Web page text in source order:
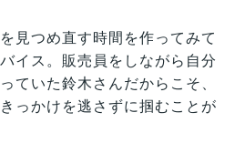
見つめ直す時間を作ってみて
イス。販売員をしながら自分
ていた鈴木さんだからこそ、
っかけを逃さずに掴むことが